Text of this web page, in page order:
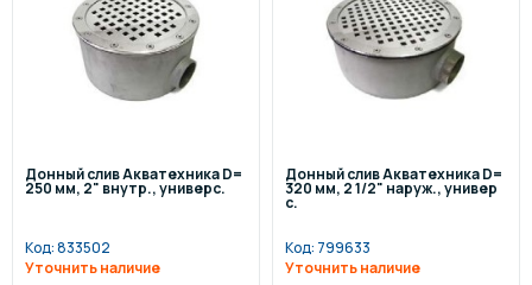
Донный слив Акватехника D=
250 мм, 2" внутр., универс.
Код:833502
Уточнить наличие
Донный слив Акватехника D=
320 мм, 2 1/2" наруж., универ
с.
Код: 799633
Уточнить наличие